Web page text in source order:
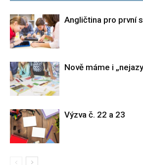
Angličtina pro první
Nově máme i
Výzva č. 22 a 23